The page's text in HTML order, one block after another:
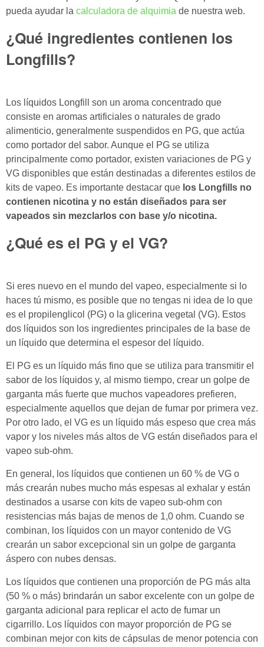
pueda ayudar la calculadora de alquimia de nuestra web.
¿Qué ingredientes contienen los
Longfills?
Los líquidos Longfill son un aroma concentrado que
consiste en aromas artificiales o naturales de grado
alimenticio, generalmente suspendidos en PG, que actúa
como portador del sabor. Aunque el PG se utiliza
principalmente como portador, existen variaciones de PG y
VG disponibles que están destinadas a diferentes estilos de
kits de vapeo. Es importante destacar que los Longfills no
contienen nicotina y no están diseñados para ser
vapeados sin mezclarlos con base y/o nicotina.
¿Qué es el PG y el VG?
Si eres nuevo en el mundo del vapeo, especialmente si lo
haces tú mismo, es posible que no tengas ni idea de lo que
es el propilenglicol (PG) o la glicerina vegetal (VG). Estos
dos líquidos son los ingredientes principales de la base de
un líquido que determina el espesor del líquido.
El PG es un líquido más fino que se utiliza para transmitir el
sabor de los líquidos y, al mismo tiempo, crear un golpe de
garganta más fuerte que muchos vapeadores prefieren,
especialmente aquellos que dejan de fumar por primera vez.
Por otro lado, el VG es un líquido más espeso que crea más
vapor y los niveles más altos de VG están diseñados para el
vapeo sub-ohm.
En general, los líquidos que contienen un 60 % de VG o
más crearán nubes mucho más espesas al exhalar y están
destinados a usarse con kits de vapeo sub-ohm con
resistencias más bajas de menos de 1,0 ohm. Cuando se
combinan, los líquidos con un mayor contenido de VG
crearán un sabor excepcional sin un golpe de garganta
áspero con nubes densas.
Los líquidos que contienen una proporción de PG más alta
(50 % o más) brindarán un sabor excelente con un golpe de
garganta adicional para replicar el acto de fumar un
cigarrillo. Los líquidos con mayor proporción de PG se
combinan mejor con kits de cápsulas de menor potencia con